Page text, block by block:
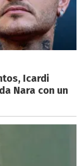
Icardi
Nara con un